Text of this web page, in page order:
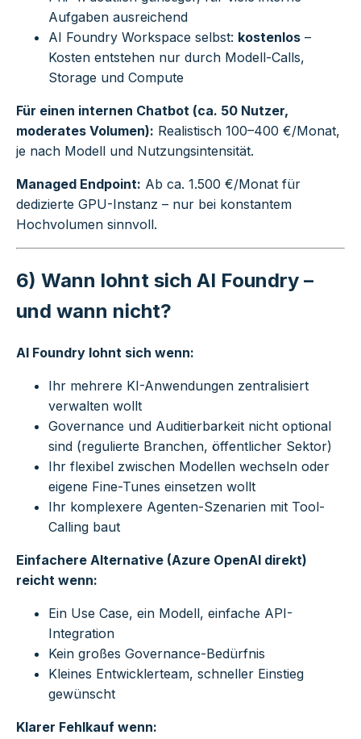
Aufgaben ausreichend
AI Foundry Workspace selbst: kostenlos –
Kosten entstehen nur durch Modell-Calls,
Storage und Compute
Für einen internen Chatbot (ca. 50 Nutzer,
moderates Volumen): Realistisch 100–400 €/Monat,
je nach Modell und Nutzungsintensität.
Managed Endpoint: Ab ca. 1.500 €/Monat für
dedizierte GPU-Instanz – nur bei konstantem
Hochvolumen sinnvoll.
6) Wann lohnt sich AI Foundry –
und wann nicht?
AI Foundry lohnt sich wenn:
Ihr mehrere KI-Anwendungen zentralisiert
verwalten wollt
Governance und Auditierbarkeit nicht optional
sind (regulierte Branchen, öffentlicher Sektor)
Ihr flexibel zwischen Modellen wechseln oder
eigene Fine-Tunes einsetzen wollt
Ihr komplexere Agenten-Szenarien mit Tool-
Calling baut
Einfachere Alternative (Azure OpenAI direkt)
reicht wenn:
Ein Use Case, ein Modell, einfache API-
Integration
Kein großes Governance-Bedürfnis
Kleines Entwicklerteam, schneller Einstieg
gewünscht
Klarer Fehlkauf wenn: